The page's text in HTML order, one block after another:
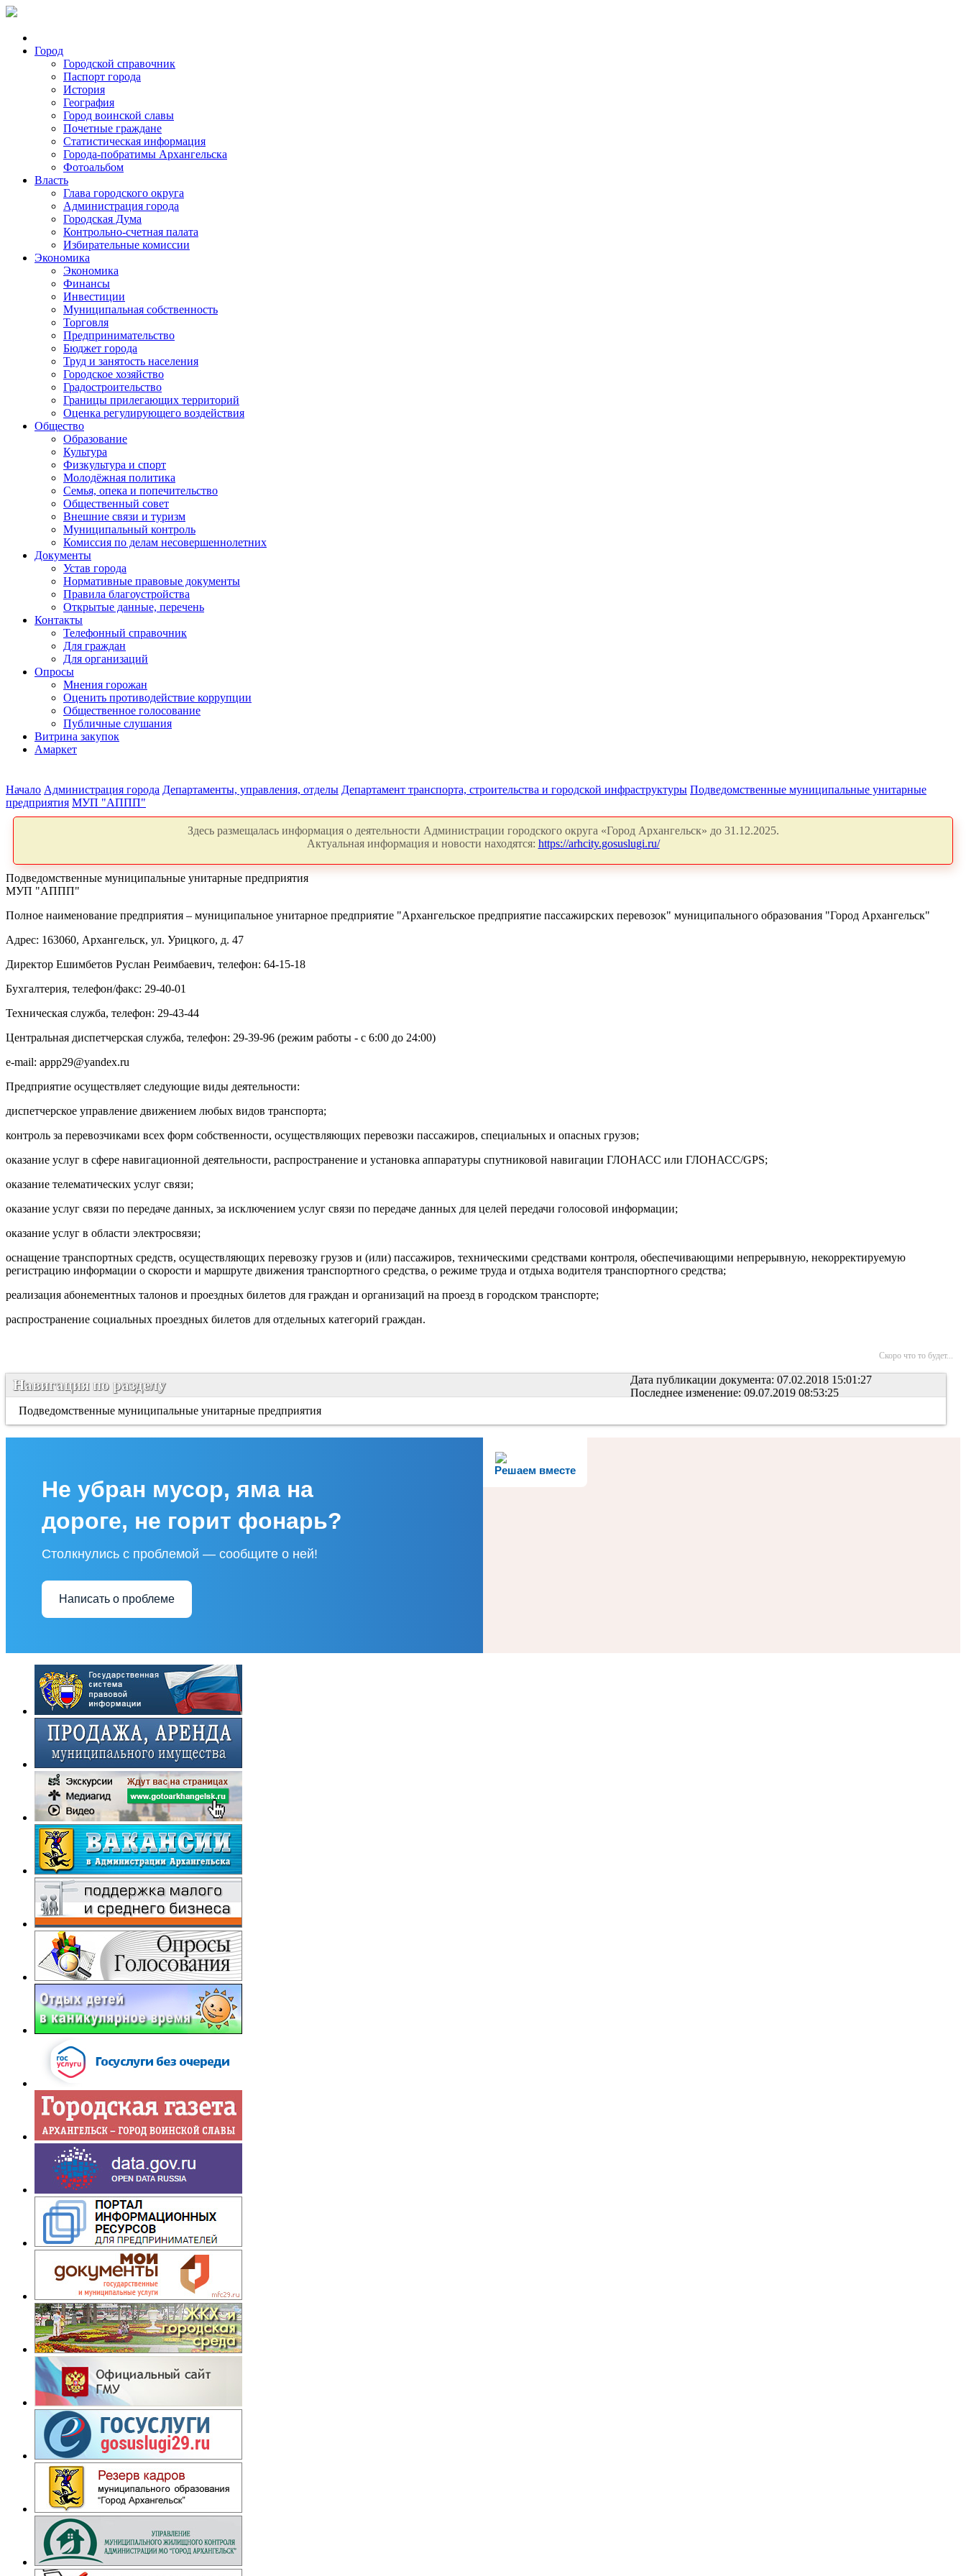
Город
Городской справочник
Паспорт города
История
География
Город воинской славы
Почетные граждане
Статистическая информация
Города-побратимы Архангельска
Фотоальбом
Власть
Глава городского округа
Администрация города
Городская Дума
Контрольно-счетная палата
Избирательные комиссии
Экономика
Экономика
Финансы
Инвестиции
Муниципальная собственность
Торговля
Предпринимательство
Бюджет города
Труд и занятость населения
Городское хозяйство
Градостроительство
Границы прилегающих территорий
Оценка регулирующего воздействия
Общество
Образование
Культура
Физкультура и спорт
Молодёжная политика
Семья, опека и попечительство
Общественный совет
Внешние связи и туризм
Муниципальный контроль
Комиссия по делам несовершеннолетних
Документы
Устав города
Нормативные правовые документы
Правила благоустройства
Открытые данные, перечень
Контакты
Телефонный справочник
Для граждан
Для организаций
Опросы
Мнения горожан
Оценить противодействие коррупции
Общественное голосование
Публичные слушания
Витрина закупок
Амаркет
Начало Администрация города Департаменты, управления, отделы Департамент транспорта, строительства и городской инфраструктуры Подведомственные муниципальные унитарные
предприятия МУП "АППП"
Здесь размещалась информация о деятельности Администрации городского округа «Город Архангельск» до 31.12.2025.
Актуальная информация и новости находятся: https://arhcity.gosuslugi.ru/
Подведомственные муниципальные унитарные предприятия
МУП "АППП"
Полное наименование предприятия – муниципальное унитарное предприятие "Архангельское предприятие пассажирских перевозок" муниципального образования "Город Архангельск"
Адрес: 163060, Архангельск, ул. Урицкого, д. 47
Директор Ешимбетов Руслан Реимбаевич, телефон: 64-15-18
Бухгалтерия, телефон/факс: 29-40-01
Техническая служба, телефон: 29-43-44
Центральная диспетчерская служба, телефон: 29-39-96 (режим работы - с 6:00 до 24:00)
e-mail: appp29@yandex.ru
Предприятие осуществляет следующие виды деятельности:
диспетчерское управление движением любых видов транспорта;
контроль за перевозчиками всех форм собственности, осуществляющих перевозки пассажиров, специальных и опасных грузов;
оказание услуг в сфере навигационной деятельности, распространение и установка аппаратуры спутниковой навигации ГЛОНАСС или ГЛОНАСС/GPS;
оказание телематических услуг связи;
оказание услуг связи по передаче данных, за исключением услуг связи по передаче данных для целей передачи голосовой информации;
оказание услуг в области электросвязи;
оснащение транспортных средств, осуществляющих перевозку грузов и (или) пассажиров, техническими средствами контроля, обеспечивающими непрерывную, некорректируемую
регистрацию информации о скорости и маршруте движения транспортного средства, о режиме труда и отдыха водителя транспортного средства;
реализация абонементных талонов и проездных билетов для граждан и организаций на проезд в городском транспорте;
распространение социальных проездных билетов для отдельных категорий граждан.
Скоро что то будет...
Дата публикации документа: 07.02.2018 15:01:27
Последнее изменение: 09.07.2019 08:53:25
Навигация по разделу
Подведомственные муниципальные унитарные предприятия
Решаем вместе
Не убран мусор, яма на
дороге, не горит фонарь?
Столкнулись с проблемой — сообщите о ней!
Написать о проблеме